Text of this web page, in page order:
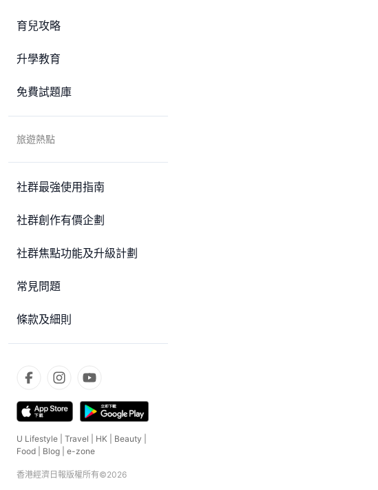
育兒攻略
升學教育
免費試題庫
旅遊熱點
社群最強使用指南
社群創作有價企劃
社群焦點功能及升級計劃
常見問題
條款及細則
U Lifestyle Travel HK Beauty
Food
Blog e-zone
香港經濟日報版權所有©2026